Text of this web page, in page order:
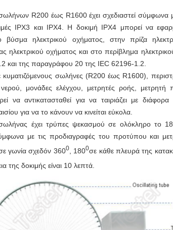
R200 έως R1600 έχει σχεδιαστεί
IPX3 και IPX4. Η δοκιμή IPX4 μπορεί να
ηλεκτρικού οχήματος, στην πρίζα
ηλεκτρικού οχήματος και στο περίβλημα
και της παραγράφου 20 της IEC 62196-1.2.
σωλήνες (R200 έως R1600),
μονάδες ελέγχου, μετρητές ροής, μετρητή
να αντικατασταθεί για να ταιριάζει με
για να το κάνουν να κινείται εύκολα.
έχει τρύπες ψεκασμού σε ολόκληρο το
με τις προδιαγραφές του προτύπου και
γωνία σχεδόν 3600, 1800σε κάθε πλευρά της
της δοκιμής είναι 10 λεπτά.